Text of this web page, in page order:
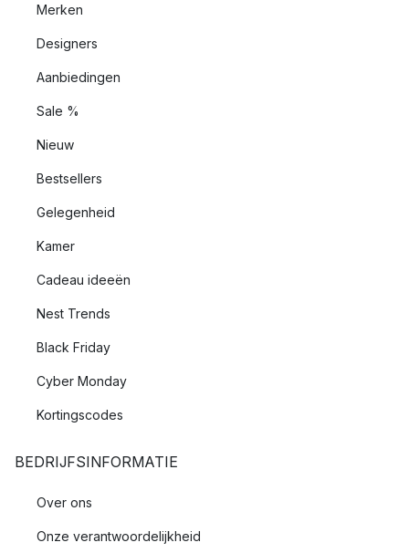
Merken
Designers
Aanbiedingen
Sale %
Nieuw
Bestsellers
Gelegenheid
Kamer
Cadeau ideeën
Nest Trends
Black Friday
Cyber Monday
Kortingscodes
BEDRIJFSINFORMATIE
Over ons
Onze verantwoordelijkheid